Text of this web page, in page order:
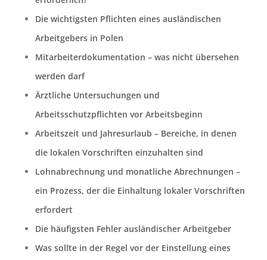
Die wichtigsten Pflichten eines ausländischen
Arbeitgebers in Polen
Mitarbeiterdokumentation – was nicht übersehen
werden darf
Ärztliche Untersuchungen und
Arbeitsschutzpflichten vor Arbeitsbeginn
Arbeitszeit und Jahresurlaub – Bereiche, in denen
die lokalen Vorschriften einzuhalten sind
Lohnabrechnung und monatliche Abrechnungen –
ein Prozess, der die Einhaltung lokaler Vorschriften
erfordert
Die häufigsten Fehler ausländischer Arbeitgeber
Was sollte in der Regel vor der Einstellung eines